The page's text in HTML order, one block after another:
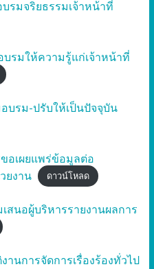
รมจริยธรรมเจ้าหน้าที่
รมให้ความรู้แก่เจ้าหน้าที่
บรม-ปรับให้เป็นปัจจุบัน
อเผยแพร่ข้อมูลต่อ
ยงาน
ดาวน์โหลด
นอผู้บริหารรายงานผลการ
นการจัดการเรื่องร้องทั่วไป